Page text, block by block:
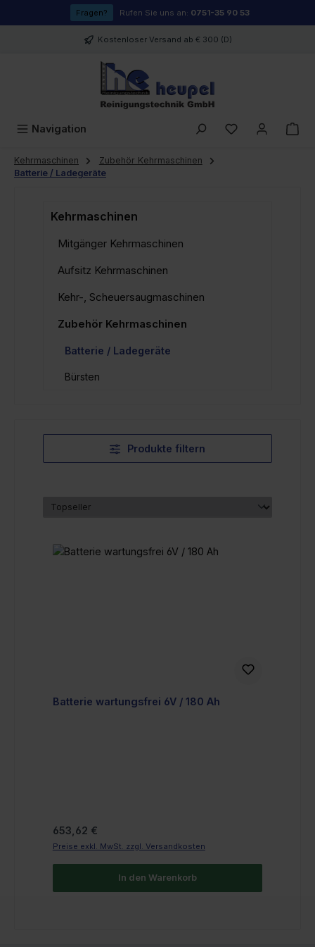
Zum Hauptinhalt springen
Fragen? Rufen Sie uns an: 0751-35 90 53
Kostenloser Versand ab € 300 (D)
Navigation Du hast 0
Kehrmaschinen
Zubehör Kehrmaschinen
Batterie / Ladegeräte
Kehrmaschinen
Mitgänger Kehrmaschinen
Aufsitz Kehrmaschinen
Kehr-, Scheuersaugmaschinen
Zubehör Kehrmaschinen
Batterie / Ladegeräte
Bürsten
Produkte filtern
Batterie wartungsfrei 6V / 180 Ah
Regulärer Preis:
653,62 €
Preise exkl. MwSt. zzgl. Versandkosten
In den Warenkorb